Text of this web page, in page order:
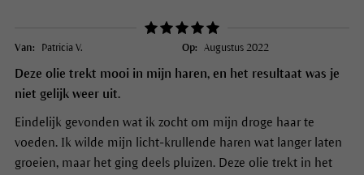
Van: Patricia V. Op: Augustus 2022
Deze olie trekt mooi in mijn haren, en het resultaat was je
niet gelijk weer uit.
Eindelijk gevonden wat ik zocht om mijn droge haar te
voeden. Ik wilde mijn licht-krullende haren wat langer laten
groeien, maar het ging deels pluizen. Deze olie trekt in het